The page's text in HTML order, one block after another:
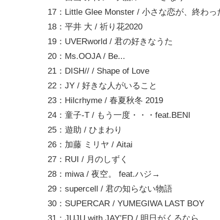
17：Little Glee Monster / 小さな恋が、終わっ
18：平井 大 / 祈り花2020
19：UVERworld / 君の好きなうた
20：Ms.OOJA / Be...
21：DISH// / Shape of Love
22：JY / 好きな人がいること
23：Hilcrhyme / 春夏秋冬 2019
24：童子-T / もう一度・・・feat.BENI
25：遊助 / ひまわり
26：加藤 ミリヤ / Aitai
27：RUI / 月のしずく
28：miwa / 夜空。 feat.ハジ→
29：supercell / 君の知らない物語
30：SUPERCAR / YUMEGIWA LAST BOY